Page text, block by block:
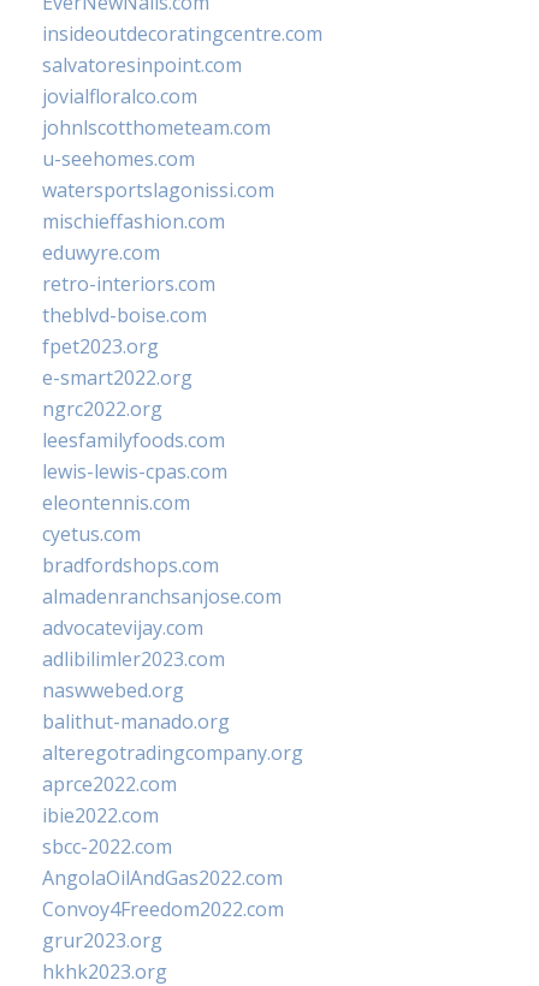
insideoutdecoratingcentre.com
salvatoresinpoint.com
jovialfloralco.com
johnlscotthometeam.com
u-seehomes.com
watersportslagonissi.com
mischieffashion.com
eduwyre.com
retro-interiors.com
theblvd-boise.com
fpet2023.org
e-smart2022.org
ngrc2022.org
leesfamilyfoods.com
lewis-lewis-cpas.com
eleontennis.com
cyetus.com
bradfordshops.com
almadenranchsanjose.com
advocatevijay.com
adlibilimler2023.com
naswwebed.org
balithut-manado.org
alteregotradingcompany.org
aprce2022.com
ibie2022.com
sbcc-2022.com
AngolaOilAndGas2022.com
Convoy4Freedom2022.com
grur2023.org
hkhk2023.org